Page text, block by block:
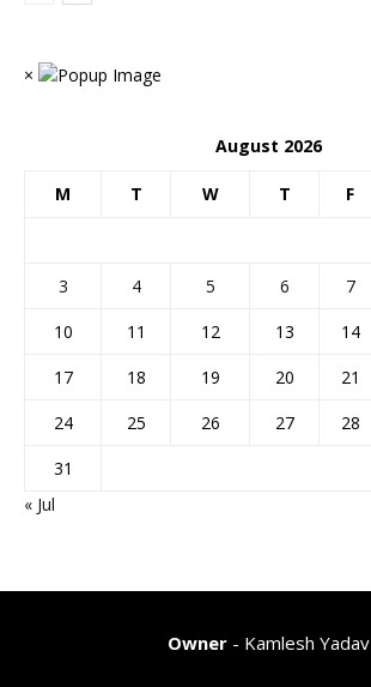
×
August 2026
M T W T F
3
4 5 6 7
10
11 12 13 14
17
18 19 20 21
24
25 26 27 28
31
« Jul
Owner- Kamlesh Yadav